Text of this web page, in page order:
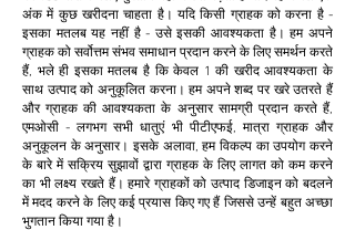
अंक में कुछ खरीदना चाहता है। यदि किसी ग्राहक को करना है -
इसका मतलब यह नहीं है - उसे इसकी आवश्यकता है। हम अपने
ग्राहक को सर्वोत्तम संभव समाधान प्रदान करने के लिए समर्थन करते
हैं, भले ही इसका मतलब है कि केवल 1 की खरीद आवश्यकता के
साथ उत्पाद को अनुकूलित करना। हम अपने शब्द पर खरे उतरते हैं
और ग्राहक की आवश्यकता के अनुसार सामग्री प्रदान करते हैं,
एमओसी - लगभग सभी धातुएं भी पीटीएफई, मात्रा ग्राहक और
अनुकूलन के अनुसार। इसके अलावा, हम विकल्प का उपयोग करने
के बारे में सक्रिय सुझावों द्वारा ग्राहक के लिए लागत को कम करने
का भी लक्ष्य रखते हैं। हमारे ग्राहकों को उत्पाद डिजाइन को बदलने
में मदद करने के लिए कई प्रयास किए गए हैं जिससे उन्हें बहुत अच्छा
भुगतान किया गया है।